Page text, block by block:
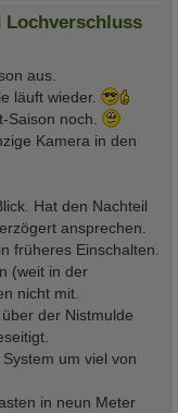
Lochverschluss
aus.
läuft wieder.
Saison noch.
Kamera in den
Hat den Nachteil
ansprechen.
früheres Einschalten.
(weit in der
nicht mit.
der Nistmulde
um viel von
in neun Meter